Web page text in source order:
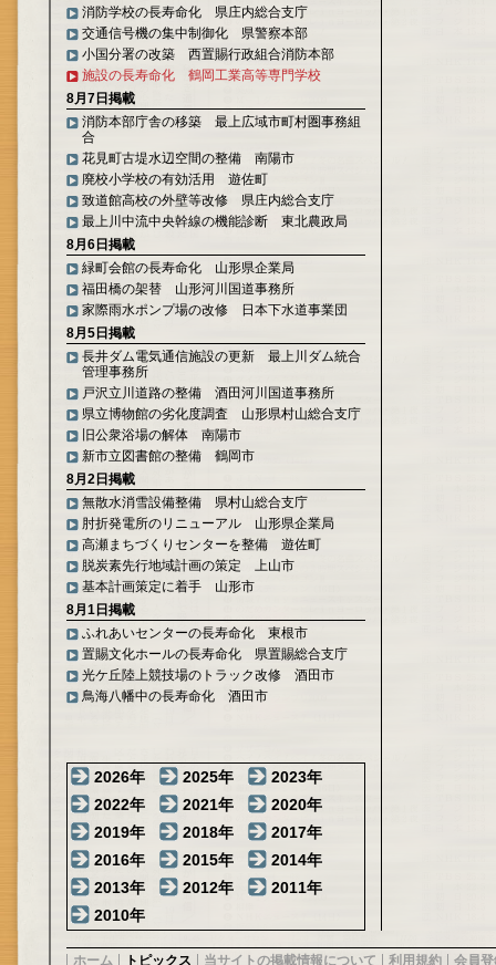
消防学校の長寿命化 県庄内総合支庁
交通信号機の集中制御化 県警察本部
小国分署の改築 西置賜行政組合消防本部
施設の長寿命化 鶴岡工業高等専門学校
8月7日掲載
消防本部庁舎の移築 最上広域市町村圏事務組
合
花見町古堤水辺空間の整備 南陽市
廃校小学校の有効活用 遊佐町
致道館高校の外壁等改修 県庄内総合支庁
最上川中流中央幹線の機能診断 東北農政局
8月6日掲載
緑町会館の長寿命化 山形県企業局
福田橋の架替 山形河川国道事務所
家際雨水ポンプ場の改修 日本下水道事業団
8月5日掲載
長井ダム電気通信施設の更新 最上川ダム統合
管理事務所
戸沢立川道路の整備 酒田河川国道事務所
県立博物館の劣化度調査 山形県村山総合支庁
旧公衆浴場の解体 南陽市
新市立図書館の整備 鶴岡市
8月2日掲載
無散水消雪設備整備 県村山総合支庁
肘折発電所のリニューアル 山形県企業局
高瀬まちづくりセンターを整備 遊佐町
脱炭素先行地域計画の策定 上山市
基本計画策定に着手 山形市
8月1日掲載
ふれあいセンターの長寿命化 東根市
置賜文化ホールの長寿命化 県置賜総合支庁
光ケ丘陸上競技場のトラック改修 酒田市
鳥海八幡中の長寿命化 酒田市
2026年 2025年
2023年
2022年
2021年
2020年
2019年
2018年
2017年
2016年
2015年
2014年
2013年
2012年
2011年
2010年
ホーム トピックス 当サイトの掲載情報について 利用規約 会員